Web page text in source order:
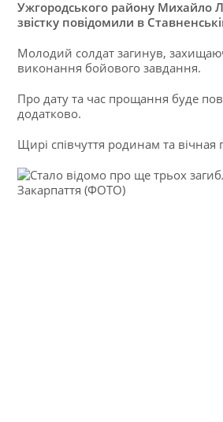
Ужгородського району Михайло
звістку повідомили в
Молодий солдат загинув,
виконання бойового завдання.
Про дату та час прощання буде
додатково.
Щирі співчуття родинам та вічная